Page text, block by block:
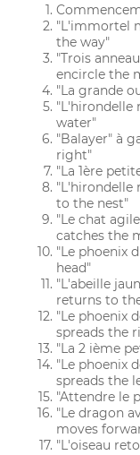
"L'immortel
the way"
"Trois
encircle the
"La grande
"L'hirondelle
water"
"Balayer" à
right"
"La 1ère
"L'hirondelle
to the nest"
"Le chat
catches the
"Le phoenix
head"
"L'abeille
returns to
"Le phoenix
spreads the
"La 2 ième
"Le phoenix
spreads the
"Attendre le
"Le dragon
moves
"L'oiseau